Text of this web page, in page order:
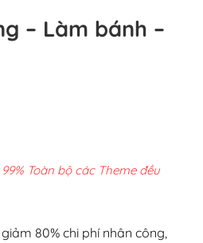
– Làm bánh –
Toàn bộ các Theme đều
80% chi phí nhân công,